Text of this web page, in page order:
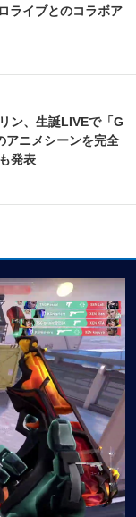
ライブとのコラボア
ン、生誕LIVEで「G
ニメシーンを完全
発表